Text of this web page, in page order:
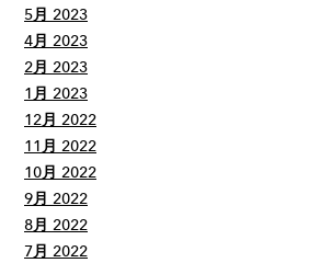
5月 2023
4月 2023
2月 2023
1月 2023
12月 2022
11月 2022
10月 2022
9月 2022
8月 2022
7月 2022